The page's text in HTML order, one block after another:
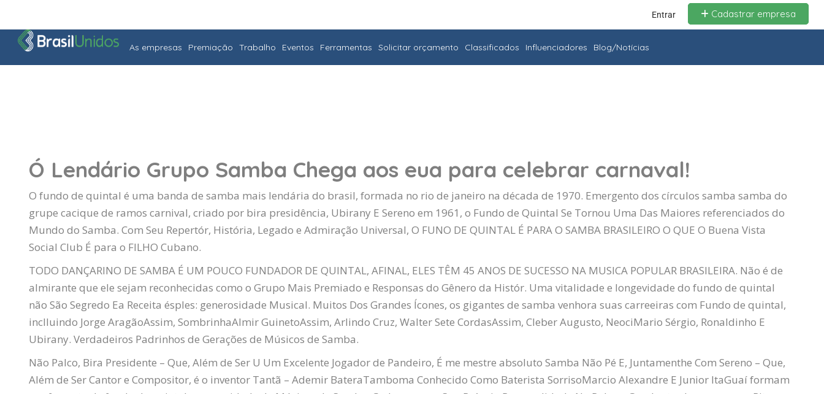
Entrar Cadastrar empresa
As empresas Premiação Trabalho Eventos Ferramentas Solicitar orçamento Classificados Influenciadores Blog/Notícias
Ó Lendário Grupo Samba Chega aos eua para celebrar carnaval!
O fundo de quintal é uma banda de samba mais lendária do brasil, formada no rio de janeiro na década de 1970. Emergento dos círculos samba samba do
grupe cacique de ramos carnival, criado por bira presidência, Ubirany E Sereno em 1961, o Fundo de Quintal Se Tornou Uma Das Maiores referenciados do
Mundo do Samba. Com Seu Repertór, História, Legado e Admiração Universal, O FUNO DE QUINTAL É PARA O SAMBA BRASILEIRO O QUE O Buena Vista
Social Club É para o FILHO Cubano.
TODO DANÇARINO DE SAMBA É UM POUCO FUNDADOR DE QUINTAL, AFINAL, ELES TÊM 45 ANOS DE SUCESSO NA MUSICA POPULAR BRASILEIRA. Não é de
almirante que ele sejam reconhecidas como o Grupo Mais Premiado e Responsas do Gênero da Histór. Uma vitalidade e longevidade do fundo de quintal
não São Segredo Ea Receita ésples: generosidade Musical. Muitos Dos Grandes Ícones, os gigantes de samba venhora suas carreeiras com Fundo de quintal,
inclluindo Jorge AragãoAssim, SombrinhaAlmirGuinetoAssim, Arlindo Cruz, Walter Sete CordasAssim, CleberAugusto, NeociMario Sérgio, Ronaldinho E
Ubirany. Verdadeiros Padrinhos de Gerações de Músicos de Samba.
Não Palco, Bira Presidente – Que, Além de Ser U Um Excelente Jogador de Pandeiro, É me mestre absoluto Samba Não Pé E, Juntamenthe Com Sereno – Que,
Além de Ser Cantor e Compositor, é o inventor Tantã – Ademir BateraTamboma Conhecido Como Baterista SorrisoMarcio Alexandre E Junior ItaGuaíformam